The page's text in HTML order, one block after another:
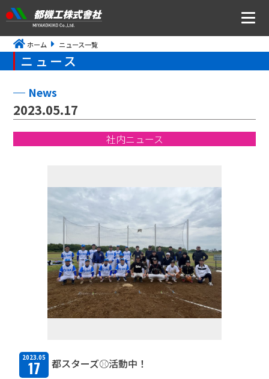
ニュース
トップメッセージ・社是・経営理念
事業所アクセス
CSR・ISOの取り組みについて
TFPについて
取扱商品・メーカー
取扱メーカー一覧
ホーム ニュース一覧
ニュース
News
2023.05.17
社内ニュース
2023.05
17 都スターズ⚾活動中！